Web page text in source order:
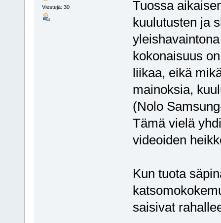
Viestejä: 30
Tuossa
kuulutusten ja
kokonaisuus
liikaa, eikä
mainoksia,
(Nolo
Tämä vielä
videoiden
Kun tuota
saisivat